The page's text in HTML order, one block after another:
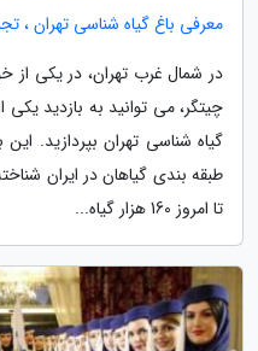
معرفی باغ گیاه شناسی تهران ،
در شمال غرب تهران، در یکی
چیتگر، می توانید به بازدید یکی
گیاه شناسی تهران بپردازید.
تا امروز 160 هزار گیاه...